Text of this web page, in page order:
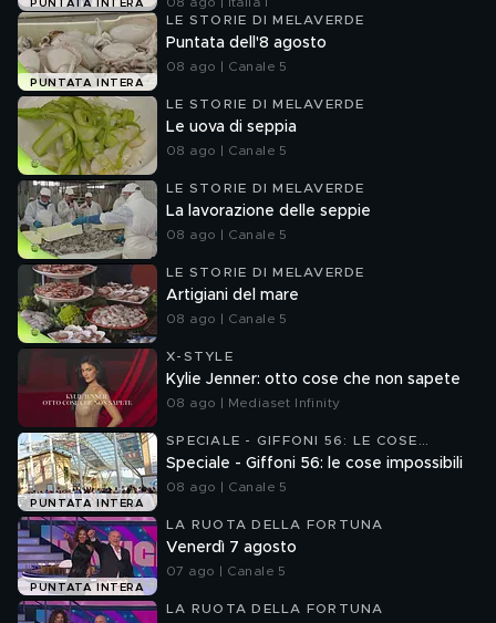
PUNTATA INTERA
PUNTATA INTERA
LE STORIE DI MELAVERDE
Puntata dell'8 agosto
08 ago | Canale 5
LE STORIE DI MELAVERDE
Le uova di seppia
08 ago | Canale 5
LE STORIE DI MELAVERDE
La lavorazione delle seppie
08 ago | Canale 5
LE STORIE DI MELAVERDE
Artigiani del mare
08 ago | Canale 5
X-STYLE
Kylie Jenner: otto cose che non sapete
08 ago | Mediaset Infinity
PUNTATA INTERA
SPECIALE - GIFFONI 56: LE COSE
IMPOSSIBILI
Speciale - Giffoni 56: le cose impossibili
08 ago | Canale 5
PUNTATA INTERA
LA RUOTA DELLA FORTUNA
Venerdì 7 agosto
07 ago | Canale 5
LA RUOTA DELLA FORTUNA